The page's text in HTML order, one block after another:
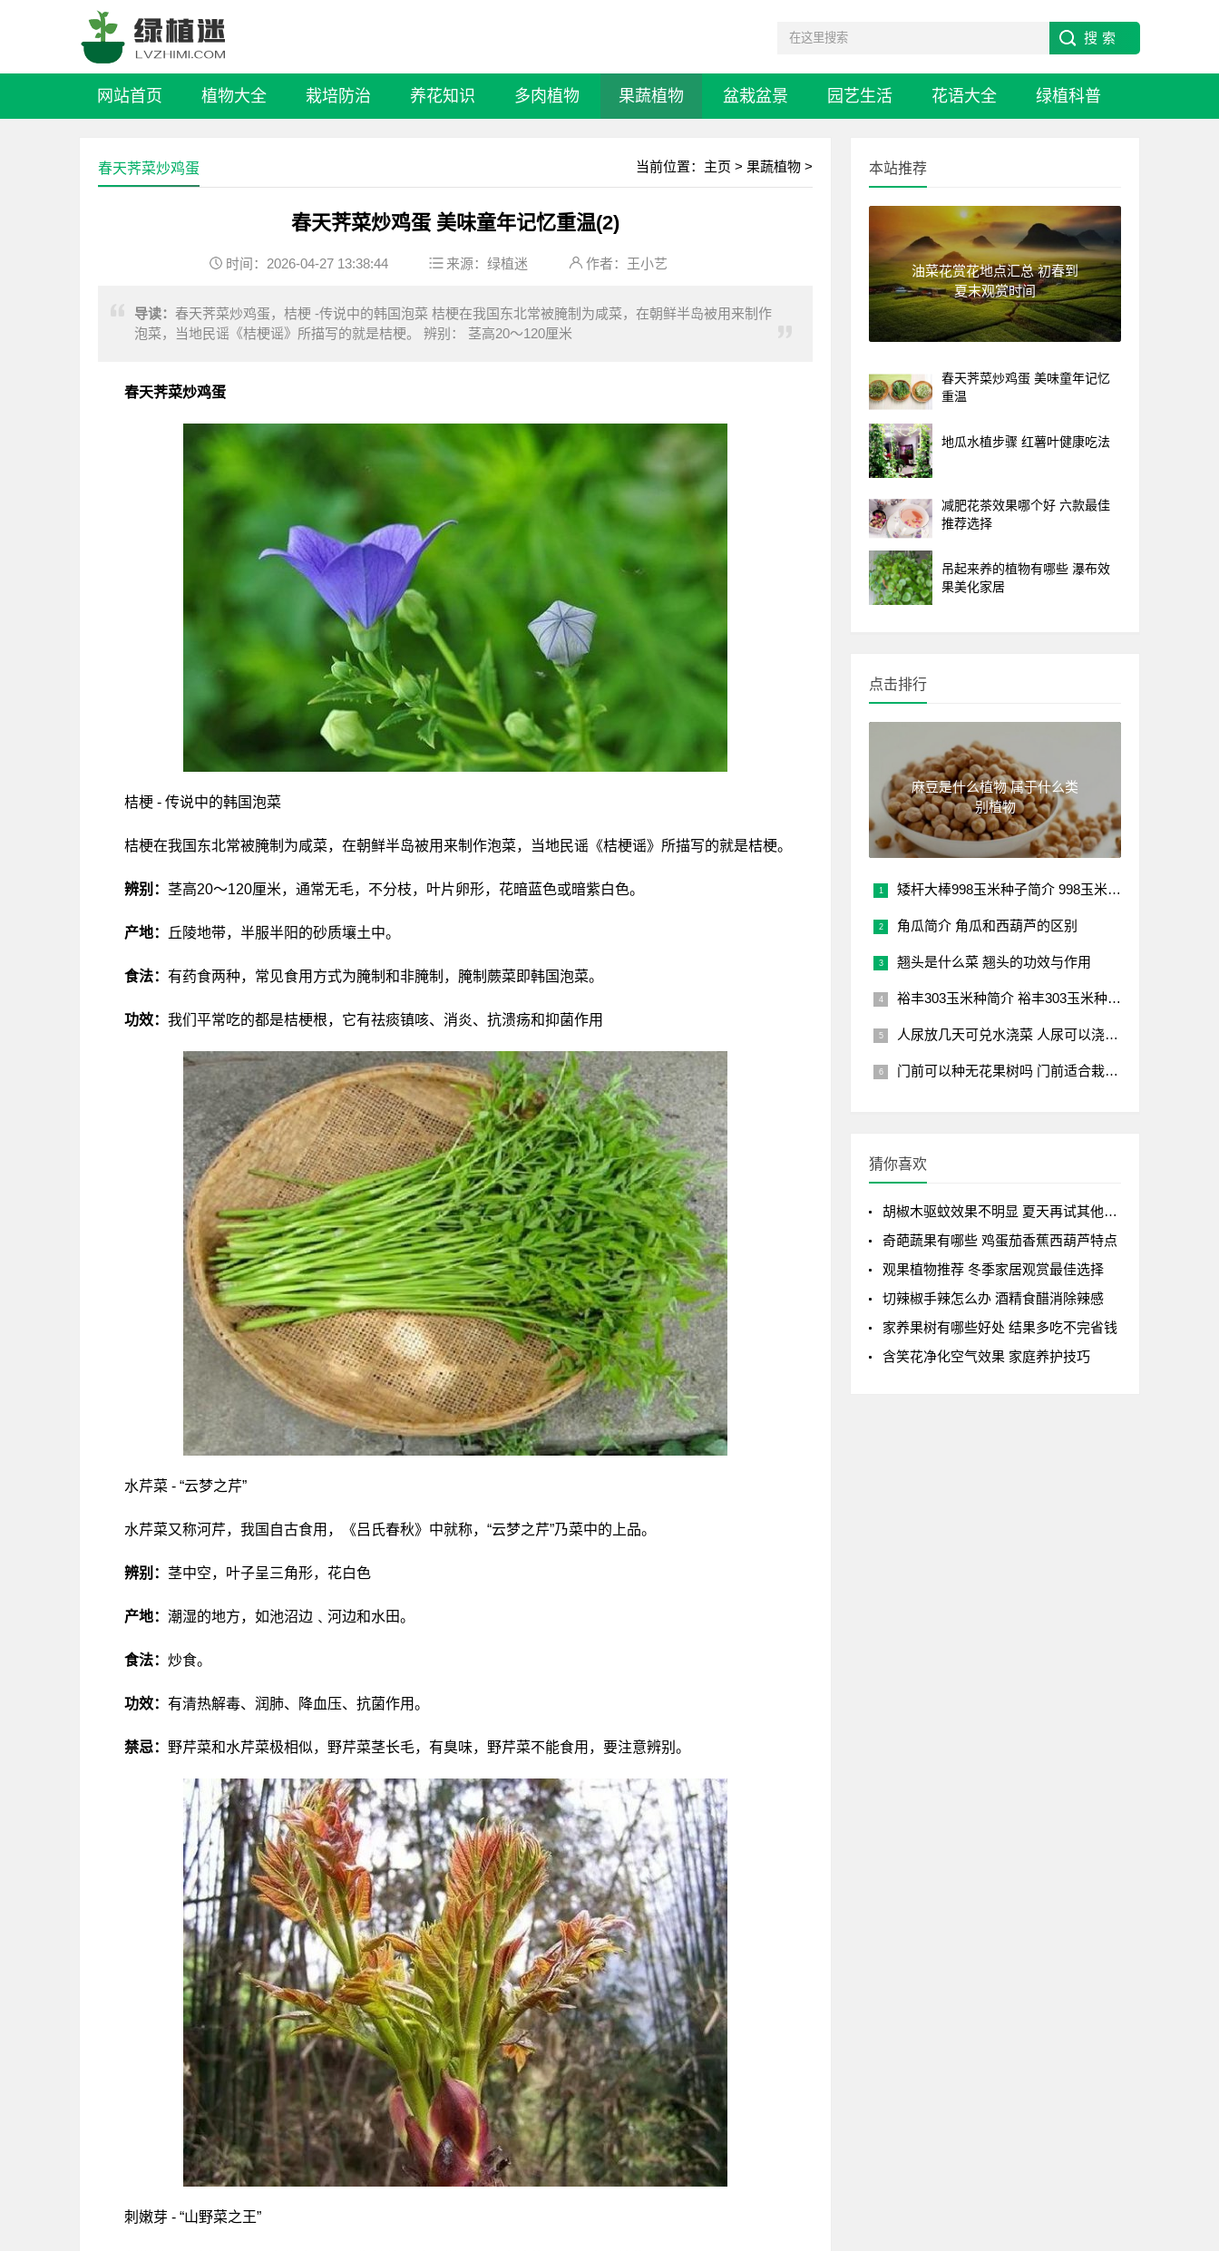
网站首页 植物大全 栽培防治 养花知识 多肉植物 果蔬植物 盆栽盆景 园艺生活 花语大全 绿植科普
当前位置： 主页 > 果蔬植物 >
春天荠菜炒鸡蛋
春天荠菜炒鸡蛋 美味童年记忆重温(2)
时间：2026-04-27 13:38:44 来源： 绿植迷 作者：王小艺
导读： 春天荠菜炒鸡蛋，桔梗 -传说中的韩国泡菜 桔梗在我国东北常被腌制为咸菜，在朝鲜半岛被用来制作
泡菜，当地民谣《桔梗谣》所描写的就是桔梗。 辨别： 茎高20～120厘米
春天荠菜炒鸡蛋
桔梗 - 传说中的韩国泡菜
桔梗在我国东北常被腌制为咸菜，在朝鲜半岛被用来制作泡菜，当地民谣《桔梗谣》所描写的就是桔梗。
辨别： 茎高20～120厘米，通常无毛，不分枝，叶片卵形，花暗蓝色或暗紫白色。
产地： 丘陵地带，半服半阳的砂质壤土中。
食法： 有药食两种，常见食用方式为腌制和非腌制，腌制蕨菜即韩国泡菜。
功效： 我们平常吃的都是桔梗根，它有祛痰镇咳、消炎、抗溃疡和抑菌作用
水芹菜 - “云梦之芹”
水芹菜又称河芹，我国自古食用，《吕氏春秋》中就称，“云梦之芹”乃菜中的上品。
辨别： 茎中空，叶子呈三角形，花白色
产地： 潮湿的地方，如池沼边﹑河边和水田。
食法： 炒食。
功效： 有清热解毒、润肺、降血压、抗菌作用。
禁忌： 野芹菜和水芹菜极相似，野芹菜茎长毛，有臭味，野芹菜不能食用，要注意辨别。
刺嫩芽 - “山野菜之王”
本站推荐
油菜花赏花地点汇总 初春到
夏末观赏时间
春天荠菜炒鸡蛋 美味童年记忆
重温
地瓜水植步骤 红薯叶健康吃法
减肥花茶效果哪个好 六款最佳
推荐选择
吊起来养的植物有哪些 瀑布效
果美化家居
点击排行
麻豆是什么植物 属于什么类
别植物
矮杆大棒998玉米种子简介 998玉米种子特点介绍
角瓜简介 角瓜和西葫芦的区别
翘头是什么菜 翘头的功效与作用
裕丰303玉米种简介 裕丰303玉米种品种介绍
人尿放几天可兑水浇菜 人尿可以浇菜的时间
门前可以种无花果树吗 门前适合栽种无花果树吗？
猜你喜欢
胡椒木驱蚊效果不明显 夏天再试其他驱蚊植物
奇葩蔬果有哪些 鸡蛋茄香蕉西葫芦特点
观果植物推荐 冬季家居观赏最佳选择
切辣椒手辣怎么办 酒精食醋消除辣感
家养果树有哪些好处 结果多吃不完省钱
含笑花净化空气效果 家庭养护技巧